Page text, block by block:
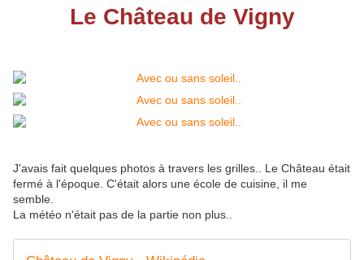
Le Château de Vigny
J'avais fait quelques photos à travers les grilles.. Le Château était
fermé à l'époque. C'était alors une école de cuisine, il me
semble.
La météo n'était pas de la partie non plus..